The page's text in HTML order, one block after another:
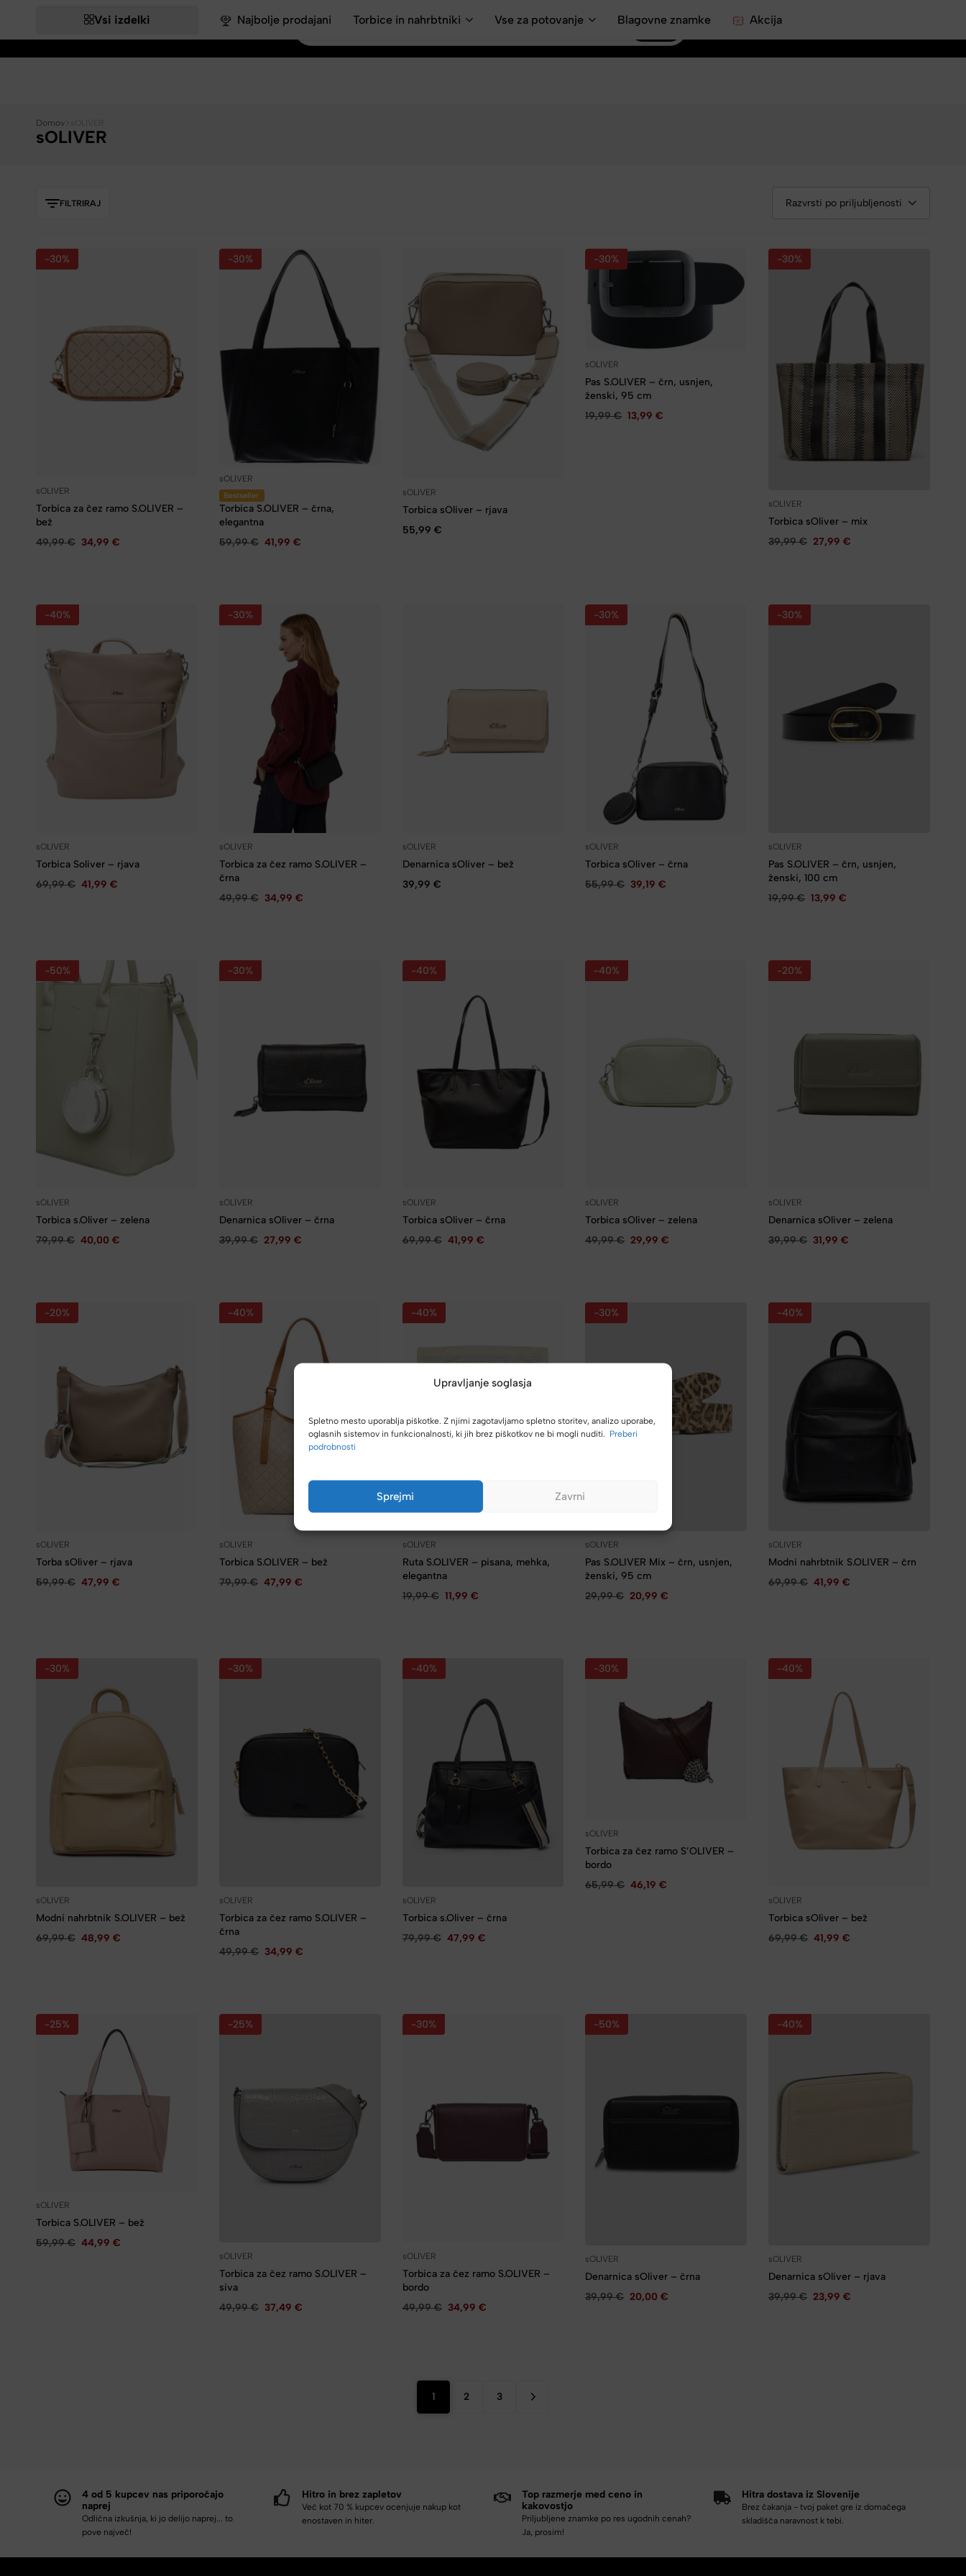
Upravljanje soglasja
Spletno mesto uporablja piškotke. Z njimi zagotavljamo spletno storitev, analizo uporabe,
oglasnih sistemov in funkcionalnosti, ki jih brez piškotkov ne bi mogli nuditi. Preberi
podrobnosti
Sprejmi Zavrni
Vsi izdelki Najbolje prodajani Torbice in nahrbtniki Vse za potovanje Blagovne znamke Akcija
sOLIVER
Domov
FILTRIRAJ Razvrsti po priljubljenosti
-30%
sOLIVER
Torbica za čez ramo S.OLIVER –
bež
49,99€ 34,99 €
-30%
sOLIVER
Bestseller
Torbica S.OLIVER – črna,
elegantna
59,99€ 41,99 €
sOLIVER
Torbica sOliver – rjava
55,99 €
-30%
sOLIVER
Pas S.OLIVER – črn, usnjen,
ženski, 95 cm
19,99€ 13,99€
-30%
sOLIVER
Torbica sOliver – mix
39,99€ 27,99€
-40%
sOLIVER
Torbica Soliver – rjava
69,99€ 41,99 €
-30%
sOLIVER
Torbica za čez ramo S.OLIVER –
črna
49,99€ 34,99 €
sOLIVER
Denarnica sOliver – bež
39,99 €
-30%
sOLIVER
Torbica sOliver – črna
55,99€ 39,19€
-30%
sOLIVER
Pas S.OLIVER – črn, usnjen,
ženski, 100 cm
19,99€ 13,99€
-50%
sOLIVER
Torbica s.Oliver – zelena
79,99€ 40,00 €
-30%
sOLIVER
Denarnica sOliver – črna
39,99€ 27,99 €
-40%
sOLIVER
Torbica sOliver – črna
69,99€ 41,99 €
-40%
sOLIVER
Torbica sOliver – zelena
49,99€ 29,99€
-20%
sOLIVER
Denarnica sOliver – zelena
39,99€ 31,99€
-20%
sOLIVER
Torba sOliver – rjava
59,99€ 47,99 €
-40%
sOLIVER
Torbica S.OLIVER – bež
79,99€ 47,99 €
-40%
sOLIVER
Ruta S.OLIVER – pisana, mehka,
elegantna
19,99€ 11,99 €
-30%
sOLIVER
Pas S.OLIVER Mix – črn, usnjen,
ženski, 95 cm
29,99€ 20,99€
-40%
sOLIVER
Modni nahrbtnik S.OLIVER – črn
69,99€ 41,99€
-30%
sOLIVER
Modni nahrbtnik S.OLIVER – bež
69,99€ 48,99 €
-30%
sOLIVER
Torbica za čez ramo S.OLIVER –
črna
49,99€ 34,99 €
-40%
sOLIVER
Torbica s.Oliver – črna
79,99€ 47,99 €
-30%
sOLIVER
Torbica za čez ramo S’OLIVER –
bordo
65,99€ 46,19€
-40%
sOLIVER
Torbica sOliver – bež
69,99€ 41,99€
-25%
sOLIVER
Torbica S.OLIVER – bež
59,99€ 44,99 €
-25%
sOLIVER
Torbica za čez ramo S.OLIVER –
siva
49,99€ 37,49 €
-30%
sOLIVER
Torbica za čez ramo S.OLIVER –
bordo
49,99€ 34,99 €
-50%
sOLIVER
Denarnica sOliver – črna
39,99€ 20,00€
-40%
sOLIVER
Denarnica sOliver – rjava
39,99€ 23,99€
1 2 3
4 od 5 kupcev nas priporočajo
naprej
Odlična izkušnja, ki jo delijo naprej... to
pove največ!
Hitro in brez zapletov
Več kot 70 % kupcev ocenjuje nakup kot
enostaven in hiter.
Top razmerje med ceno in
kakovostjo
Priljubljene znamke po res ugodnih cenah?
Ja, prosim!
Hitra dostava iz Slovenije
Brez čakanja - tvoj paket gre iz domačega
skladišča naravnost k tebi.